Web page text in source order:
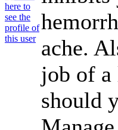
ache.
job of a
should